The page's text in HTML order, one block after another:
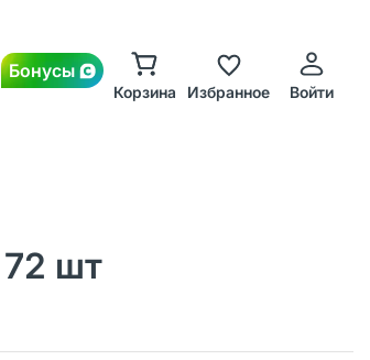
Бонусы
Корзина Избранное Войти
шт